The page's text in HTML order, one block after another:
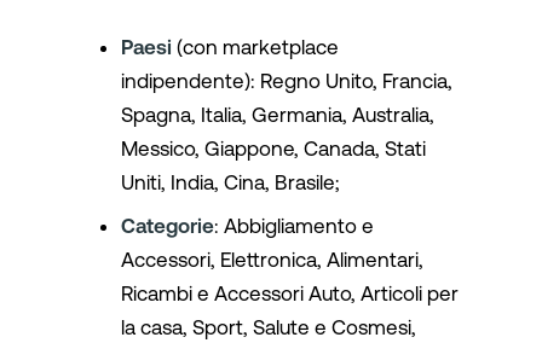
Paesi (con marketplace
indipendente): Regno Unito, Francia,
Spagna, Italia, Germania, Australia,
Messico, Giappone, Canada, Stati
Uniti, India, Cina, Brasile;
Categorie: Abbigliamento e
Accessori, Elettronica, Alimentari,
Ricambi e Accessori Auto, Articoli per
la casa, Sport, Salute e Cosmesi,